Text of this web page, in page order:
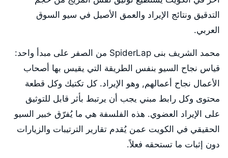
التدقيق ونتائج الإيراد والعمق الأصيل في سيو السوق
العربي.
محمد الشريف بنى SpiderLap من الصفر على مبدأ واحد:
قياس نجاح السيو بنفس الطريقة التي يقيس بها أصحاب
الأعمال نجاح أعمالهم, وهو الإيراد. كل تكتيك وكل قطعة
محتوى وكل رابط مبني يجب أن يرتبط بأثر قابل للتوثيق
على الإيراد العضوي. هذه الفلسفة هي ما يُفرّق خبير السيو
الحقيقي في الكويت عمن يُقدم تقارير الترتيبات والزيارات
دون إثبات ما تستحقه فعلاً.